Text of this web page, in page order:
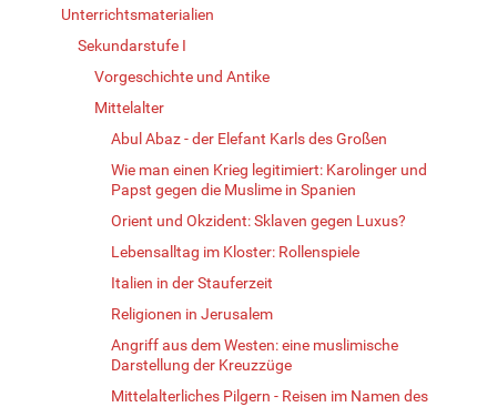
Unterrichtsmaterialien
Sekundarstufe I
Vorgeschichte und Antike
Mittelalter
Abul Abaz - der Elefant Karls des Großen
Wie man einen Krieg legitimiert: Karolinger und
Papst gegen die Muslime in Spanien
Orient und Okzident: Sklaven gegen Luxus?
Lebensalltag im Kloster: Rollenspiele
Italien in der Stauferzeit
Religionen in Jerusalem
Angriff aus dem Westen: eine muslimische
Darstellung der Kreuzzüge
Mittelalterliches Pilgern - Reisen im Namen des